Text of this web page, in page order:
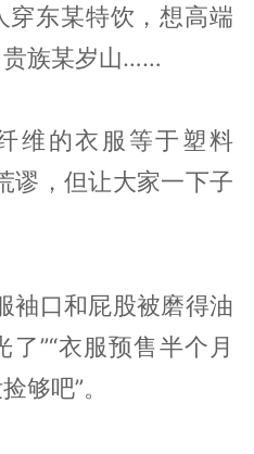
穿东某特饮，想高端
贵族某岁山……
维的衣服等于塑料
谬，但让大家一下子
袖口和屁股被磨得油
”“衣服预售半个月
够吧”。